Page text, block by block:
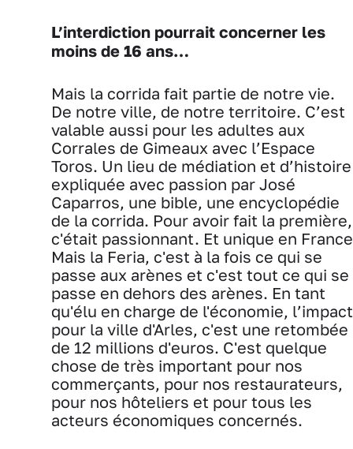
L’interdiction pourrait concerner les
moins de 16 ans…
Mais la corrida fait partie de notre vie.
De notre ville, de notre territoire. C’est
valable aussi pour les adultes aux
Corrales de Gimeaux avec l’Espace
Toros. Un lieu de médiation et d’histoire
expliquée avec passion par José
Caparros, une bible, une encyclopédie
de la corrida. Pour avoir fait la première,
c'était passionnant. Et unique en
Mais la Feria, c'est à la fois ce qui se
passe aux arènes et c'est tout ce qui se
passe en dehors des arènes. En tant
qu'élu en charge de l'économie, l’impact
pour la ville d'Arles, c'est une retombée
de 12 millions d'euros. C'est quelque
chose de très important pour nos
commerçants, pour nos restaurateurs,
pour nos hôteliers et pour tous les
acteurs économiques concernés.